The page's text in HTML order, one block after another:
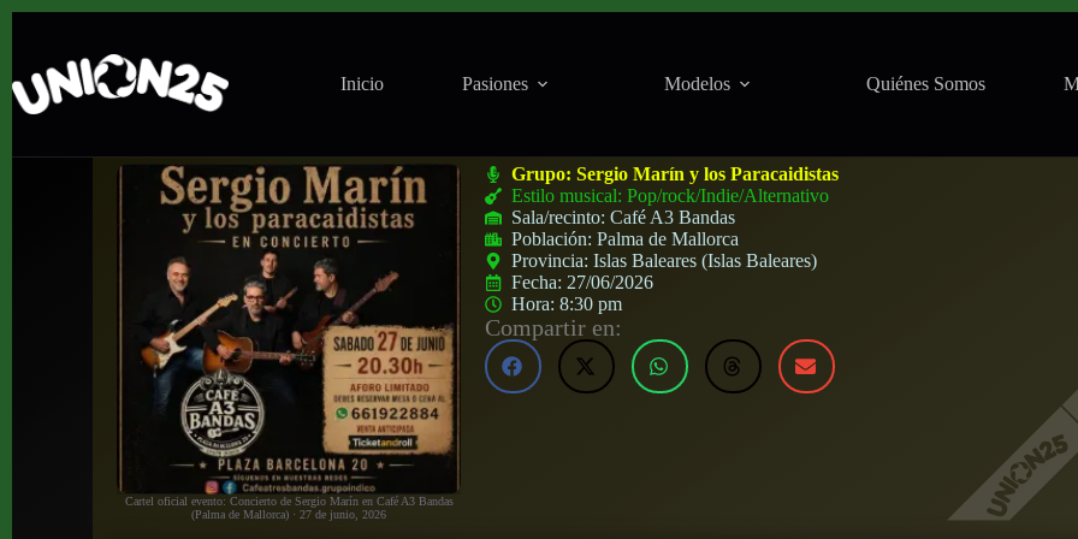
Inicio Pasiones Modelos Quiénes Somos
Cartel oficial evento: Concierto de Sergio Marín en Café A3 Bandas
(Palma de Mallorca) · 27 de junio, 2026
Grupo:Sergio Marín y los Paracaidistas
Estilo musical: Pop/rock/Indie/Alternativo
Sala/recinto:Café A3 Bandas
Población:Palma de Mallorca
Provincia:Islas Baleares (Islas Baleares)
Fecha: 27/06/2026
Hora:8:30 pm
Compartir en: